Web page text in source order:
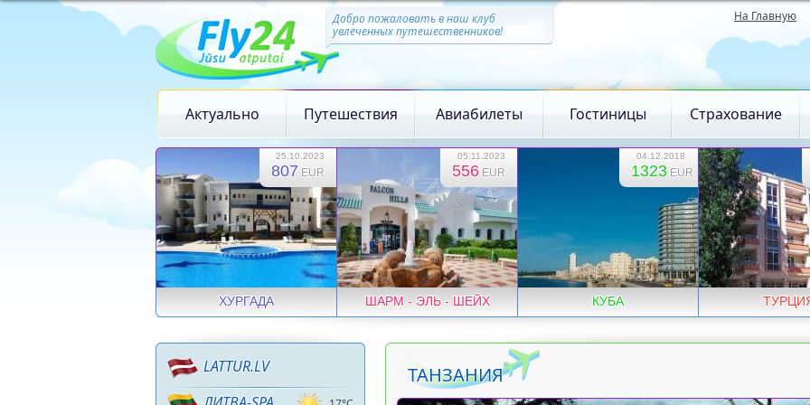
Добро пожаловать в наш клуб
увлеченных путешественников!
На Главную
Актуально Путешествия Авиабилеты Гостиницы Страхование
25.10.2023
807 EUR
ХУРГАДА
05.11.2023
556 EUR
ШАРМ - ЭЛЬ - ШЕЙХ
04.12.2018
1323 EUR
КУБА
LATTUR.LV ТАНЗАНИЯ